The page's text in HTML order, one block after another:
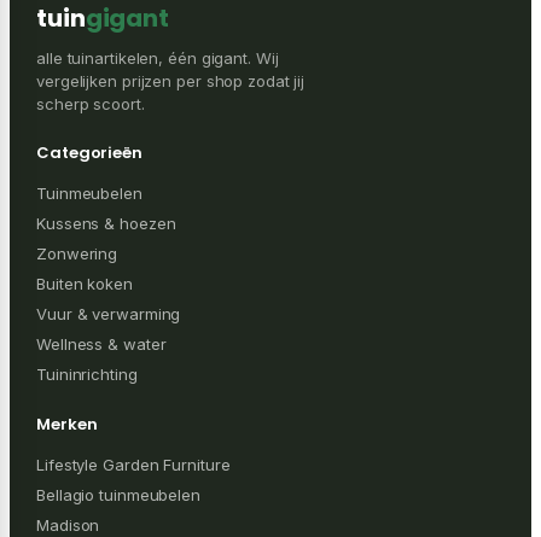
tuingigant
alle tuinartikelen, één gigant. Wij
vergelijken prijzen per shop zodat jij
scherp scoort.
Categorieën
Tuinmeubelen
Kussens & hoezen
Zonwering
Buiten koken
Vuur & verwarming
Wellness & water
Tuininrichting
Merken
Lifestyle Garden Furniture
Bellagio tuinmeubelen
Madison